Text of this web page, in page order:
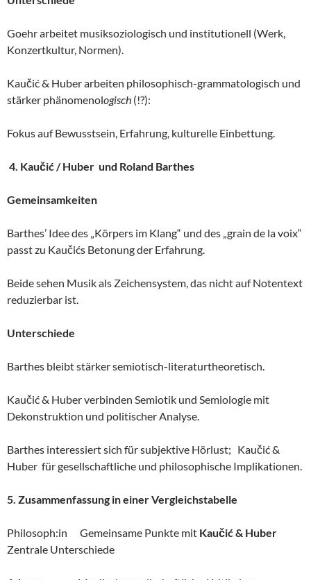
Goehr arbeitet musiksoziologisch und institutionell (Werk,
Konzertkultur, Normen).
Kaučić & Huber arbeiten philosophisch-grammatologisch und
stärker phänomenologisch (!?):
Fokus auf Bewusstsein, Erfahrung, kulturelle Einbettung.
4. Kaučić / Huber und Roland Barthes
Gemeinsamkeiten
Barthes’ Idee des „Körpers im Klang“ und des „grain de la voix“
passt zu Kaučićs Betonung der Erfahrung.
Beide sehen Musik als Zeichensystem, das nicht auf Notentext
reduzierbar ist.
Unterschiede
Barthes bleibt stärker semiotisch-literaturtheoretisch.
Kaučić & Huber verbinden Semiotik und Semiologie mit
Dekonstruktion und politischer Analyse.
Barthes interessiert sich für subjektive Hörlust; Kaučić &
Huber für gesellschaftliche und philosophische Implikationen.
5. Zusammenfassung in einer Vergleichstabelle
Philosoph:in Gemeinsame Punkte mit Kaučić & Huber
Zentrale Unterschiede